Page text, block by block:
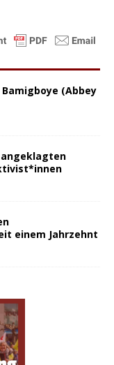
(Abbey
einem Jahrzehnt